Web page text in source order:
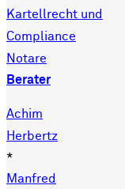
Kartellrecht und
Compliance
Notare
Berater
Achim
Herbertz
*
Manfred